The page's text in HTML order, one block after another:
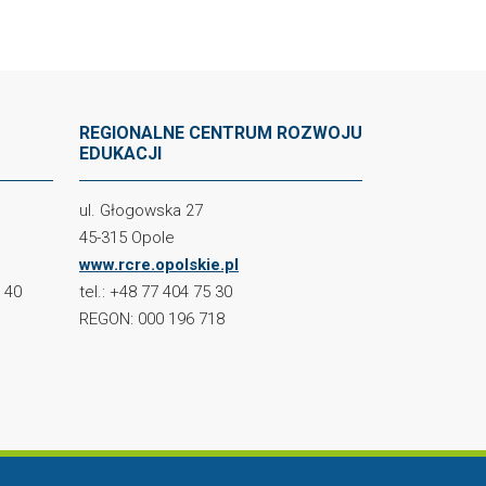
40
REGIONALNE CENTRUM ROZWOJU
EDUKACJI
ul. Głogowska 27
45-315 Opole
www.rcre.opolskie.pl
tel.: +48 77 404 75 30
REGON: 000 196 718